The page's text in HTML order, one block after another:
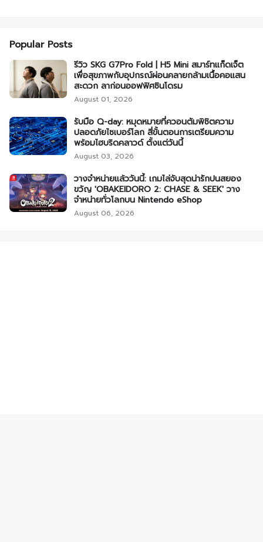
Popular Posts
รีวิว SKG G7Pro Fold | H5 Mini สมาร์ทแก็ดเจ็ต
เพื่อสุขภาพกับอุปกรณ์ผ่อนคลายกล้ามเนื้อคอแสน
สะดวก ลาก่อนออฟฟิศซินโดรม
August 01, 2026
รับมือ Q-day: หมุดหมายที่ควอนตัมพิชิตความ
ปลอดภัยไซเบอร์โลก สี่ขั้นตอนการเตรียมความ
พร้อมไฮบริดคลาวด์ ตั้งแต่วันนี้
August 03, 2026
วางจำหน่ายแล้ววันนี้: เกมไล่จับสุดน่ารักปนสยอง
ขวัญ 'OBAKEIDORO 2: CHASE & SEEK' วาง
จำหน่ายทั่วโลกบน Nintendo eShop
August 06, 2026